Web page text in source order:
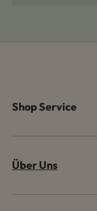
Shop Service
Über Uns